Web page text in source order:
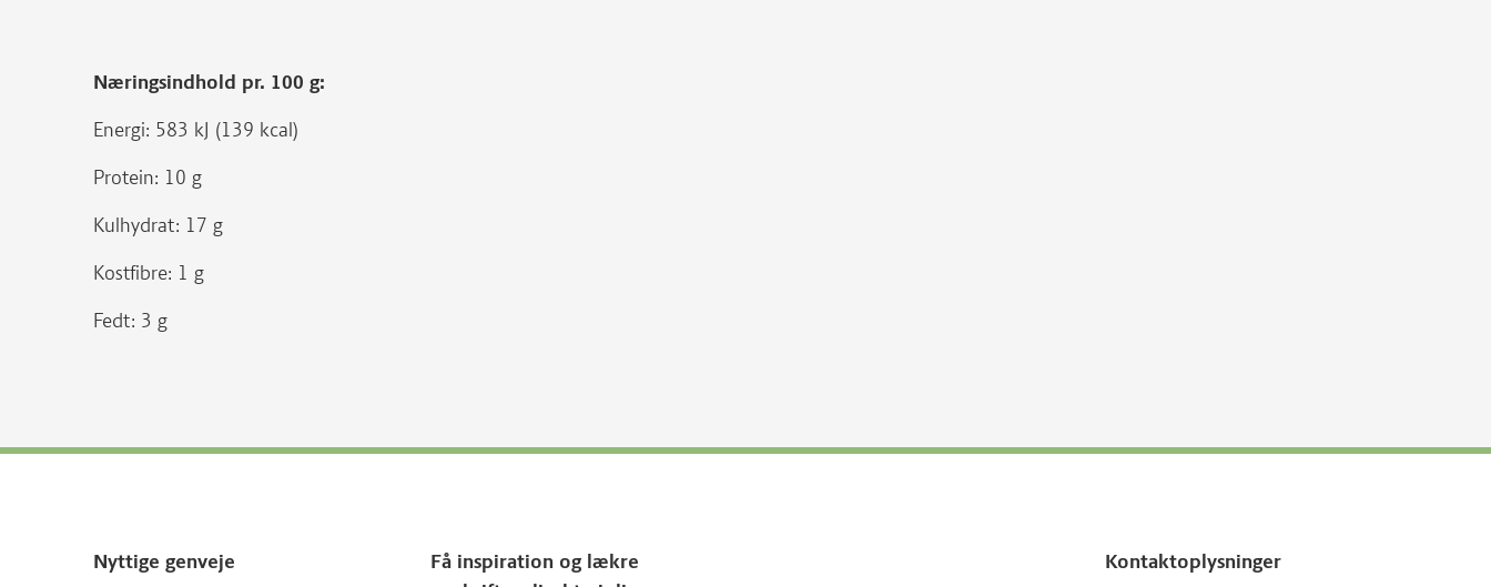
Næringsindhold pr. 100 g:
Energi: 583 kJ (139 kcal)
Protein: 10 g
Kulhydrat: 17 g
Kostfibre: 1 g
Fedt: 3 g
Nyttige genveje
Få inspiration og lækre
Kontaktoplysninger